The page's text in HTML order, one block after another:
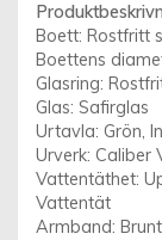
Boett: Rostfritt
Boettens
Glasring:
Glas: Safirglas
Urtavla: Grön,
Urverk: Caliber
Vattentäthet:
Vattentät
Armband: